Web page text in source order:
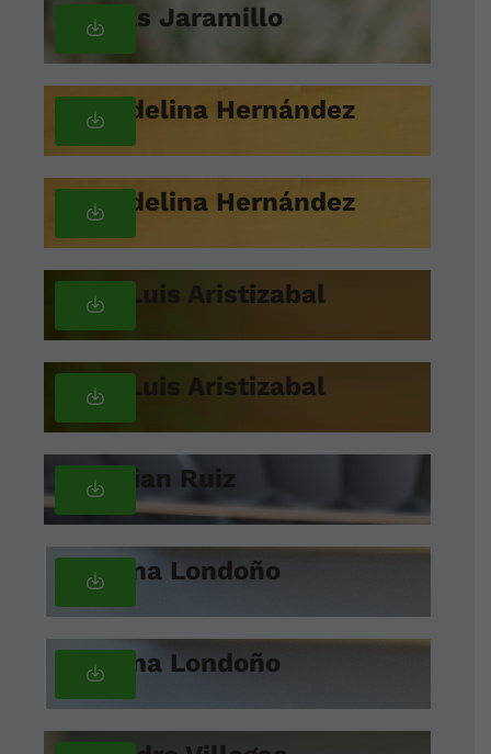
Nicolas Jaramillo
Mariadelina Hernández
Mariadelina Hernández
Juan Luis Aristizabal
Juan Luis Aristizabal
Christian Ruiz
Catalina Londoño
Catalina Londoño